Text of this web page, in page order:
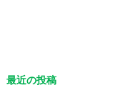
最近の投稿